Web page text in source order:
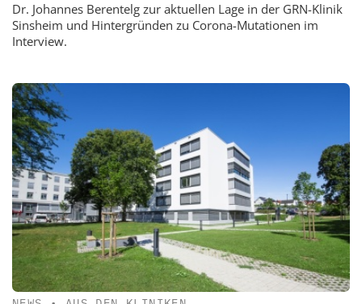
Dr. Johannes Berentelg zur aktuellen Lage in der GRN-Klinik
Sinsheim und Hintergründen zu Corona-Mutationen im
Interview.